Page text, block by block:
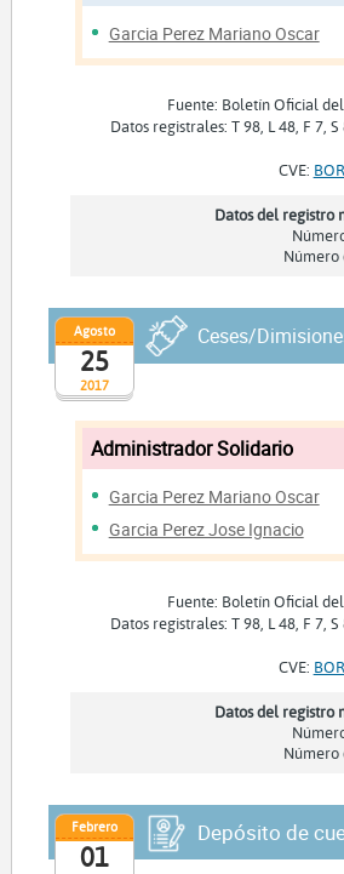
Garcia Perez Mariano Oscar
Fuente: Boletín Oficial
Datos registrales: T 98, L 48, F 7,
CVE:
Datos del registro
Número
2017
Agosto
25
Ceses/
Administrador Solidario
Garcia Perez Mariano Oscar
Garcia Perez Jose Ignacio
Fuente: Boletín Oficial
Datos registrales: T 98, L 48, F 7,
CVE:
Datos del registro
Número
Febrero
01
Depósito de